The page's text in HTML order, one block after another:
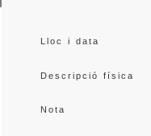
Lloc i data
Descripció física
Nota